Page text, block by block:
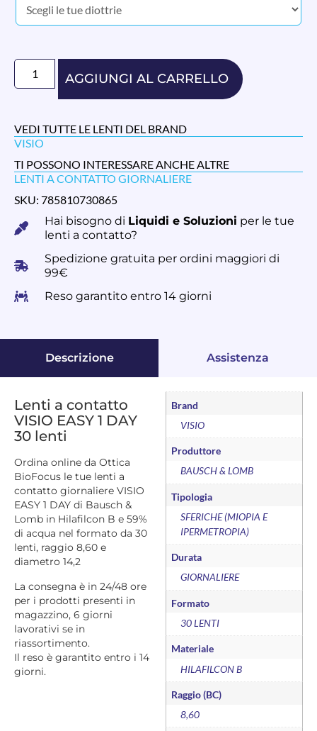
AGGIUNGI AL CARRELLO
VEDI TUTTE LE LENTI DEL BRAND
VISIO
TI POSSONO INTERESSARE ANCHE ALTRE
LENTI A CONTATTO GIORNALIERE
SKU: 785810730865
Hai bisogno di Liquidi e Soluzioni per le tue
lenti a contatto?
Spedizione gratuita per ordini maggiori di
99€
Reso garantito entro 14 giorni
Descrizione Assistenza
Lenti a contatto
VISIO EASY 1 DAY
30 lenti
Ordina online da Ottica
BioFocus le tue lenti a
contatto giornaliere VISIO
EASY 1 DAY di Bausch &
Lomb in Hilafilcon B e 59%
di acqua nel formato da 30
lenti, raggio 8,60 e
diametro 14,2
La consegna è in 24/48 ore
per i prodotti presenti in
magazzino, 6 giorni
lavorativi se in
riassortimento.
Il reso è garantito entro i 14
giorni.
Brand
VISIO
Produttore
BAUSCH & LOMB
Tipologia
SFERICHE (MIOPIA E
IPERMETROPIA)
Durata
GIORNALIERE
Formato
30 LENTI
Materiale
HILAFILCON B
Raggio (BC)
8,60